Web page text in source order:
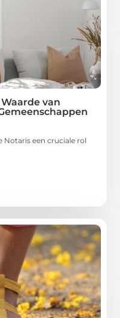
van
Notaris een cruciale rol